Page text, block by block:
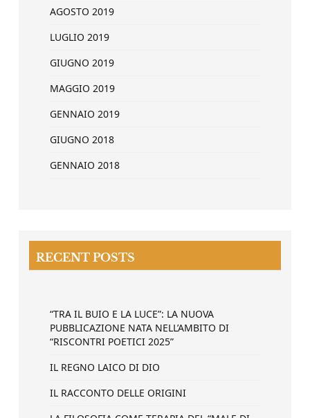
AGOSTO 2019
LUGLIO 2019
GIUGNO 2019
MAGGIO 2019
GENNAIO 2019
GIUGNO 2018
GENNAIO 2018
RECENT POSTS
“TRA IL BUIO E LA LUCE”: LA NUOVA
PUBBLICAZIONE NATA NELL’AMBITO DI
“RISCONTRI POETICI 2025”
IL REGNO LAICO DI DIO
IL RACCONTO DELLE ORIGINI